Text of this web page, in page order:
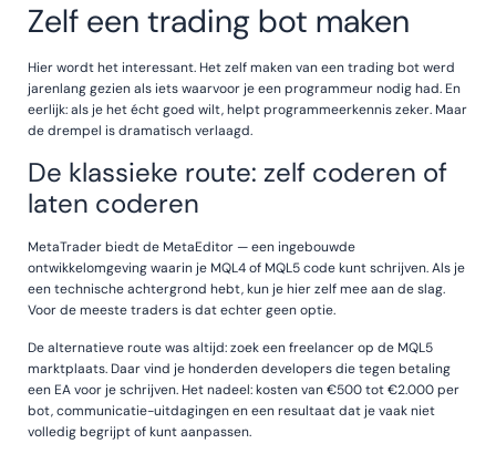
Zelf een trading bot maken
Hier wordt het interessant. Het zelf maken van een trading bot werd
jarenlang gezien als iets waarvoor je een programmeur nodig had. En
eerlijk: als je het écht goed wilt, helpt programmeerkennis zeker. Maar
de drempel is dramatisch verlaagd.
De klassieke route: zelf coderen of
laten coderen
MetaTrader biedt de MetaEditor — een ingebouwde
ontwikkelomgeving waarin je MQL4 of MQL5 code kunt schrijven. Als je
een technische achtergrond hebt, kun je hier zelf mee aan de slag.
Voor de meeste traders is dat echter geen optie.
De alternatieve route was altijd: zoek een freelancer op de MQL5
marktplaats. Daar vind je honderden developers die tegen betaling
een EA voor je schrijven. Het nadeel: kosten van €500 tot €2.000 per
bot, communicatie-uitdagingen en een resultaat dat je vaak niet
volledig begrijpt of kunt aanpassen.